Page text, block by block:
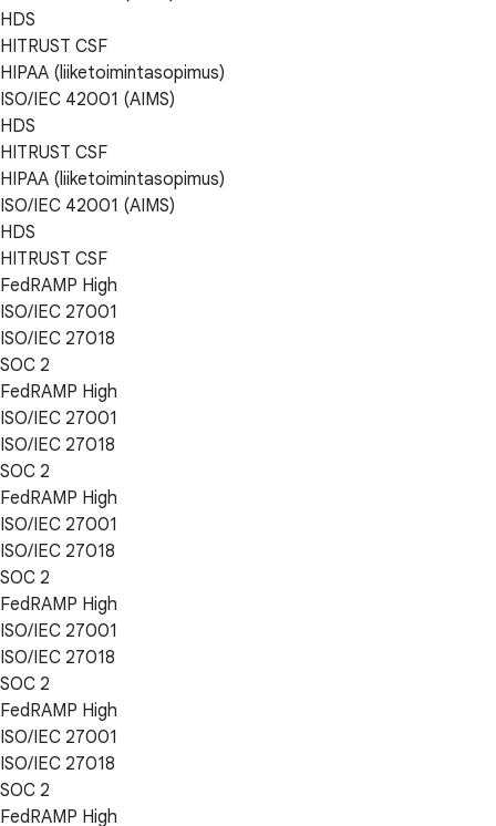
HDS
HITRUST CSF
HIPAA (liiketoimintasopimus)
ISO/IEC 42001 (AIMS)
HDS
HITRUST CSF
HIPAA (liiketoimintasopimus)
ISO/IEC 42001 (AIMS)
HDS
HITRUST CSF
FedRAMP High
ISO/IEC 27001
ISO/IEC 27018
SOC 2
FedRAMP High
ISO/IEC 27001
ISO/IEC 27018
SOC 2
FedRAMP High
ISO/IEC 27001
ISO/IEC 27018
SOC 2
FedRAMP High
ISO/IEC 27001
ISO/IEC 27018
SOC 2
FedRAMP High
ISO/IEC 27001
ISO/IEC 27018
SOC 2
FedRAMP High